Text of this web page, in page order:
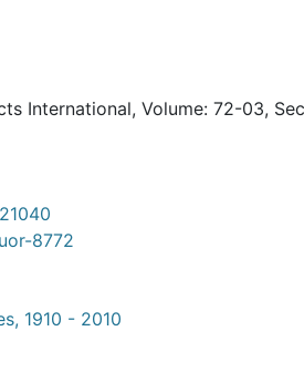
International, Volume: 72-03,
8772
1910 - 2010